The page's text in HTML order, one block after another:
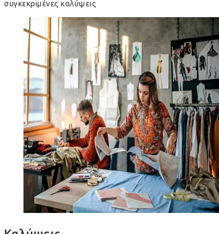
συγκεκριμένες καλύψεις